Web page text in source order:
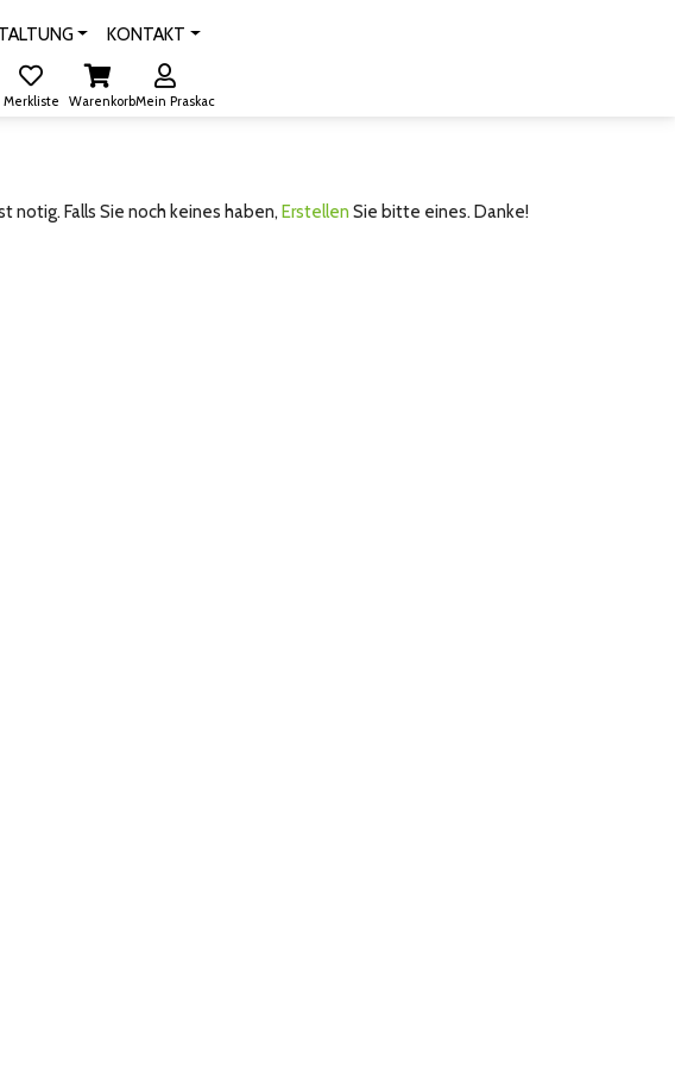
KONTAKT
Merkliste WarenkorbMein Praskac
Falls Sie noch keines haben, Erstellen Sie bitte eines. Danke!